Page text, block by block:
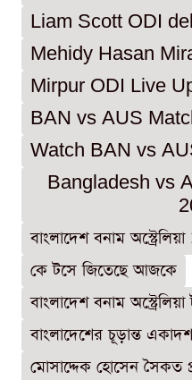
Liam Scott ODI
Mehidy Hasan
Mirpur ODI Live
BAN vs AUS
Watch BAN vs
Bangladesh vs
বাংলাদেশ বনাম
কে টসে জিতেছে আজকে
বাংলাদেশ বনাম
বাংলাদেশের চূড়ান্ত একাদশ
মোসাদ্দেক হোসেন সৈকত